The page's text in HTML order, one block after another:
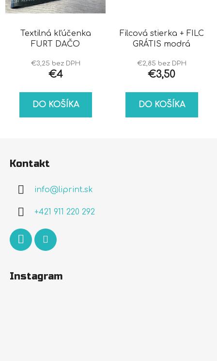
Textilná kľúčenka
FURT DAČO
€3,25 bez DPH
€4
DO KOŠÍKA
Filcová stierka + FILC
GRÁTIS modrá
€2,85 bez DPH
€3,50
DO KOŠÍKA
Kontakt
info@liprint.sk
+421 911 220 292
Instagram